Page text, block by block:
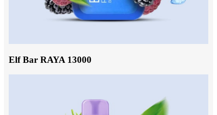
Elf Bar RAYA 13000